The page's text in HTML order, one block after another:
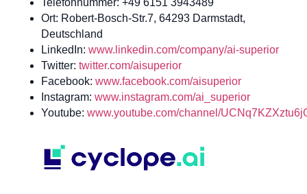
Ort: Robert-Bosch-Str.7, 64293 Darmstadt,
Deutschland
LinkedIn: www.linkedin.com/company/ai-superior
Twitter: twitter.com/aisuperior
Facebook: www.facebook.com/aisuperior
Instagram: www.instagram.com/ai_superior
Youtube: www.youtube.com/channel/